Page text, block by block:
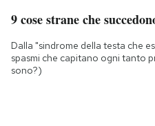
9 cose strane che
Dalla "sindrome della testa che
spasmi che capitano ogni tanto
sono?)